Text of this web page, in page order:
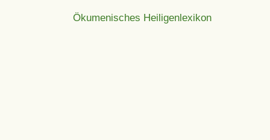
Ökumenisches Heiligenlexikon